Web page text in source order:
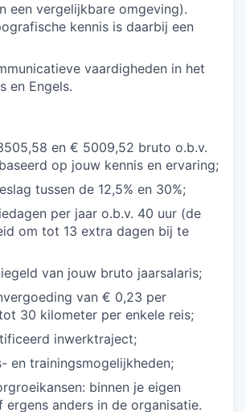
een vergelijkbare omgeving).
kennis is daarbij een
vaardigheden in het
en Engels.
en € 5009,52 bruto o.b.v.
op jouw kennis en ervaring;
tussen de 12,5% en 30%;
per jaar o.b.v. 40 uur (de
om tot 13 extra dagen bij te
van jouw bruto jaarsalaris;
van € 0,23 per
30 kilometer per enkele reis;
inwerktraject;
en trainingsmogelijkheden;
binnen je eigen
ergens anders in de organisatie.